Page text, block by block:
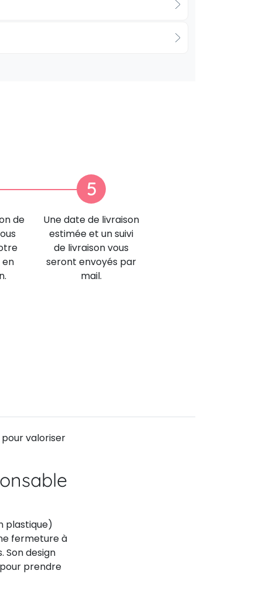
de
5
Une date de livraison
estimée et un suivi
de livraison vous
seront envoyés par
mail.
valoriser
plastique)
fermeture à
Son design
prendre